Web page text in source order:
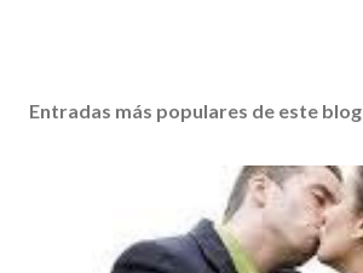
Entradas más populares de este blog